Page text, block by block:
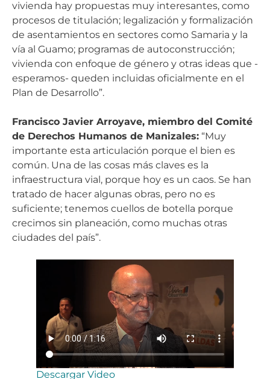
vivienda hay propuestas muy interesantes, como
procesos de titulación; legalización y formalización
de asentamientos en sectores como Samaria y la
vía al Guamo; programas de autoconstrucción;
vivienda con enfoque de género y otras ideas que -
esperamos- queden incluidas oficialmente en el
Plan de Desarrollo”.
Francisco Javier Arroyave, miembro del Comité
de Derechos Humanos de Manizales: “Muy
importante esta articulación porque el bien es
común. Una de las cosas más claves es la
infraestructura vial, porque hoy es un caos. Se han
tratado de hacer algunas obras, pero no es
suficiente; tenemos cuellos de botella porque
crecimos sin planeación, como muchas otras
ciudades del país”.
Descargar Video